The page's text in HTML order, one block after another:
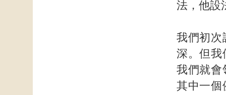
法，他設
我們初次
深。但我
我們就會
其中一個